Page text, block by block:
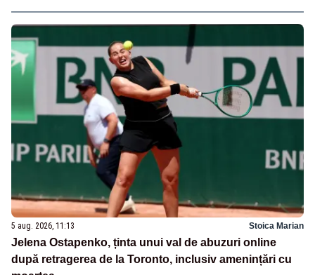
5 aug. 2026, 11:13 Stoica Marian
Jelena Ostapenko, ținta unui val de abuzuri online
după retragerea de la Toronto, inclusiv amenințări cu